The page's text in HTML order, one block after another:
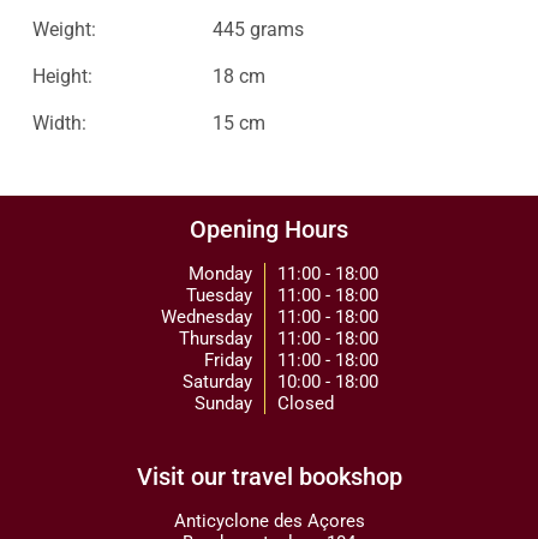
Weight: 445 grams
Height: 18 cm
Width: 15 cm
Opening Hours
Monday
Tuesday
Wednesday
Thursday
Friday
Saturday
Sunday
11:00 - 18:00
11:00 - 18:00
11:00 - 18:00
11:00 - 18:00
11:00 - 18:00
10:00 - 18:00
Closed
Visit our travel bookshop
Anticyclone des Açores